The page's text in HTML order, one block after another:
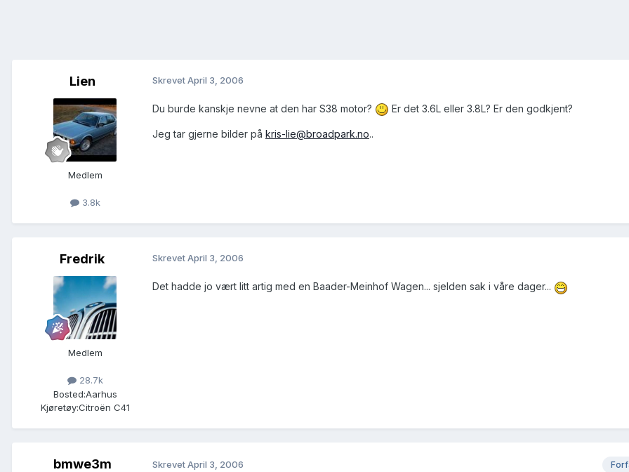
Lien
Medlem
3.8k
SkrevetApril 3, 2006
Du burde kanskje nevne at den har S38 motor? Er det 3.6L eller 3.8L? Er den godkjent?
Jeg tar gjerne bilder på kris-lie@broadpark.no..
Fredrik
Medlem
28.7k
Bosted:Aarhus
Kjøretøy:Citroën C41
SkrevetApril 3, 2006
Det hadde jo vært litt artig med en Baader-Meinhof Wagen... sjelden sak i våre dager...
bmwe3m SkrevetApril 3, 2006